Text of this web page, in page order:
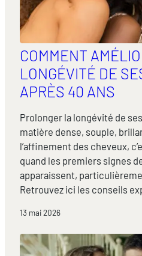
COMMENT
LONGÉVITÉ DE
APRÈS 40 ANS
Prolonger la longévité de
matière dense, souple,
l’affinement des cheveux,
quand les premiers signes
apparaissent,
Retrouvez ici les conseils
13 mai 2026